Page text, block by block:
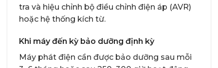
tra và hiệu chỉnh bộ điều chỉnh điện áp (AVR)
hoặc hệ thống kích từ.
Khi máy đến kỳ bảo dưỡng định kỳ
Máy phát điện cần được bảo dưỡng sau mỗi